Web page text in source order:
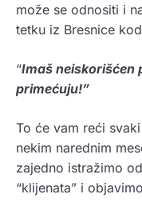
može se odnositi i
tetku iz Bresnice
“Imaš neiskorišćen
primećuju!”
To će vam reći
nekim narednim
zajedno istražimo
“klijenata” i